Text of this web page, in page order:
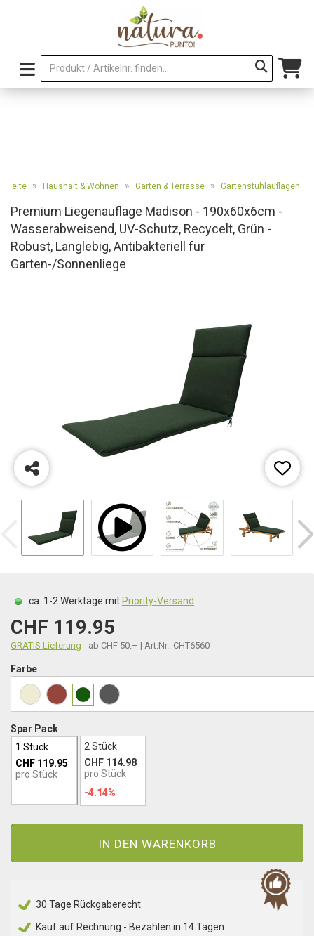
» Haushalt & Wohnen » Garten & Terrasse » Gartenstuhlauflagen
Premium Liegenauflage Madison - 190x60x6cm -
Wasserabweisend, UV-Schutz, Recycelt, Grün -
Robust, Langlebig, Antibakteriell für
Garten-/Sonnenliege
ca. 1-2 Werktage mit Priority-Versand
CHF 119.95
GRATIS Lieferung - ab CHF 50.– | Art.Nr.: CHT6560
Farbe
Spar Pack
1 Stück
CHF 119.95
pro Stück
2 Stück
CHF 114.98
pro Stück
-4.14%
IN DEN WARENKORB
30 Tage Rückgaberecht
Kauf auf Rechnung - Bezahlen in 14 Tagen